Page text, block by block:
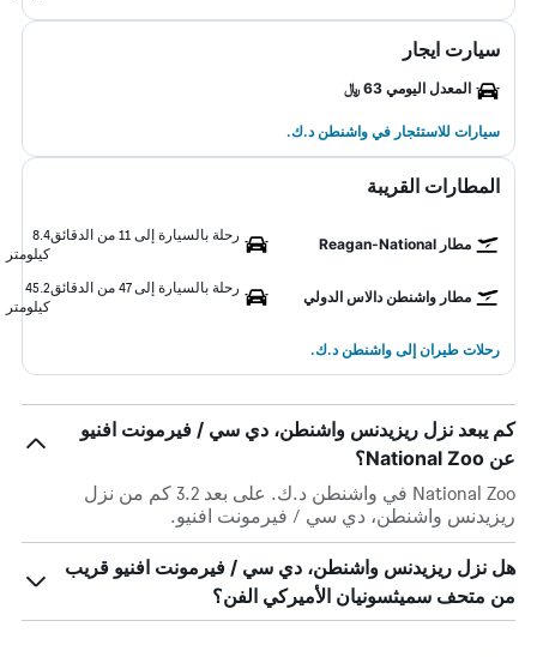
سيارت ايجار
المعدل اليومي 63 ﷼
سيارات للاستئجار في واشنطن د.ك.
المطارات القريبة
مطار Reagan-National
رحلة بالسيارة إلى 11 من الدقائق
8.4
كيلومتر
مطار واشنطن دالاس الدولي
رحلة بالسيارة إلى 47 من الدقائق
45.2
كيلومتر
رحلات طيران إلى واشنطن د.ك.
كم يبعد نزل ريزيدنس واشنطن، دي سي / فيرمونت افنيو
عن National Zoo؟
National Zoo في واشنطن د.ك. على بعد 3.2 كم من نزل
ريزيدنس واشنطن، دي سي / فيرمونت افنيو.
هل نزل ريزيدنس واشنطن، دي سي / فيرمونت افنيو قريب
من متحف سميثسونيان الأميركي الفن؟